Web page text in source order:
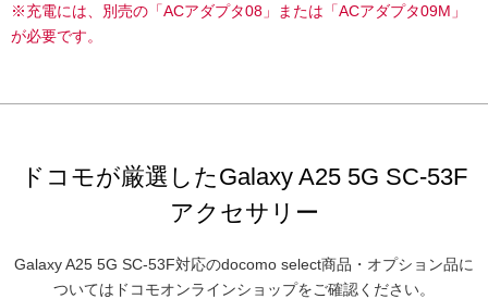
※充電には、別売の「ACアダプタ08」または「ACアダプタ09M」
が必要です。
ドコモが厳選したGalaxy A25 5G SC-53F
アクセサリー
Galaxy A25 5G SC-53F対応のdocomo select商品・オプション品に
ついてはドコモオンラインショップをご確認ください。